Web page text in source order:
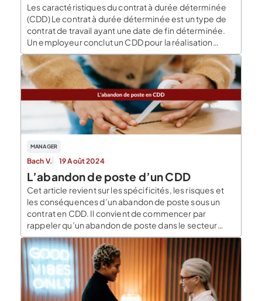
Les caractéristiques du contrat à durée déterminée
(CDD) Le contrat à durée déterminée est un type de
contrat de travail ayant une date de fin déterminée.
Un employeur conclut un CDD pour la réalisation
d’une tâche précise et temporaire. C’est le cas,
notamment, lorsqu’il faut trouver un replacement
pour un salarié absent, en cas d’accroissement […]
MANAGER
Bach V. 19 Août 2024
L’abandon de poste d’un CDD
Cet article revient sur les spécificités, les risques et
les conséquences d’un abandon de poste sous un
contrat en CDD. Il convient de commencer par
rappeler qu’un abandon de poste dans le secteur
privé, dans un contrat en CDD, entraîne une
suspension de la rémunération ainsi que le non-
versement de la prime de précarité. Deux […]